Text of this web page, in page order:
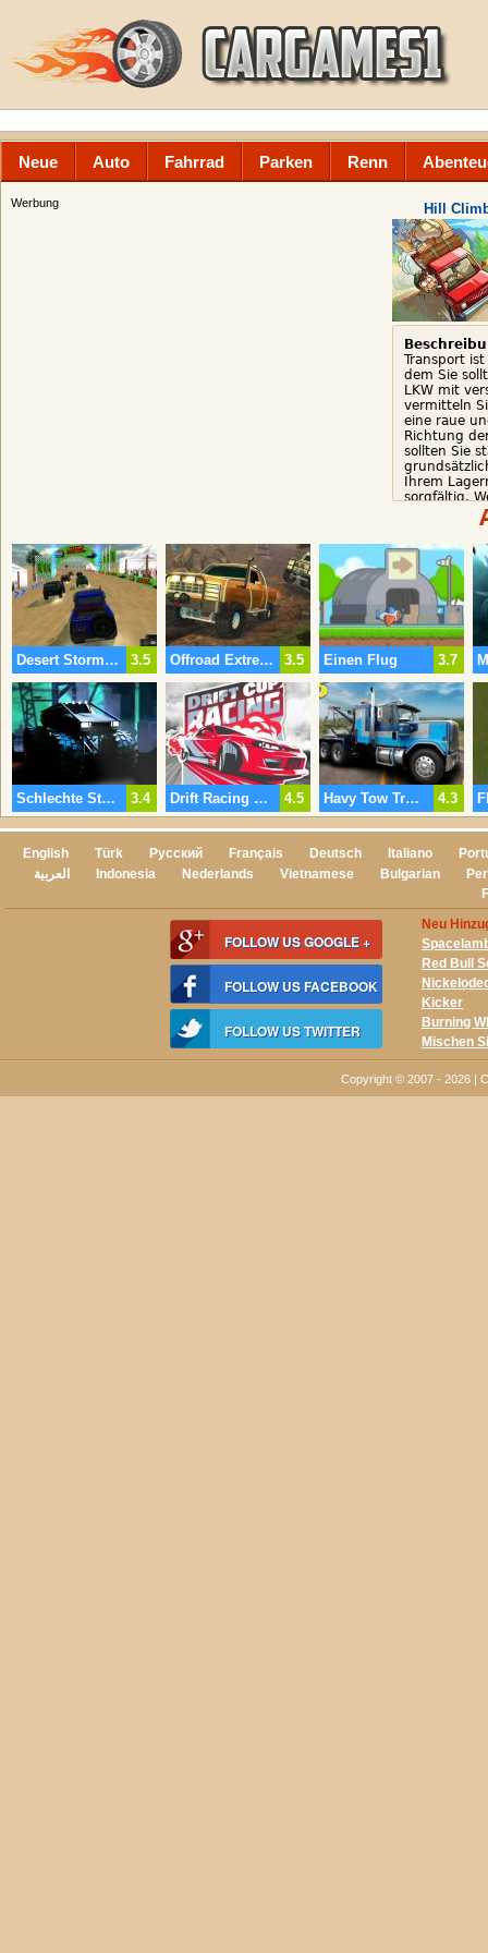
Neue Auto Fahrrad Parken Renn
Werbung Hill
Transport
dem Sie
LKW mit
vermitteln
eine raue
Richtung
sollten Sie
Ihrem
sorgfältig.
können Sie
natürlich
Ware.
3.5
Desert Storm Racing 3.5
Offroad Extreme-Car-Rennen 3.7
Einen Flug
3.4
Schlechte Straßen-Lkw 4.5
Drift Racing Cup 4.3
Havy Tow Truck 3
English Türk Русский Français Deutsch Italiano
العربية
Indonesia Nederlands Vietnamese Bulgarian
FOLLOW US GOOGLE +
FOLLOW US FACEBOOK
FOLLOW US TWITTER
Neu
Red Bull
Kicker
Burning
Mischen
Copyright © 2007 - 2026 |